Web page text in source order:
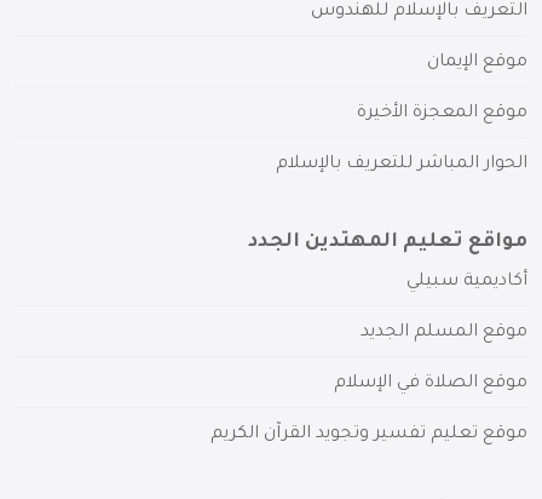
التعريف بالإسلام للهندوس
موقع الإيمان
موقع المعجزة الأخيرة
الحوار المباشر للتعريف بالإسلام
مواقع تعليم المهتدين الجدد
أكاديمية سبيلي
موقع المسلم الجديد
موقع الصلاة في الإسلام
موقع تعليم تفسير وتجويد القرآن الكريم